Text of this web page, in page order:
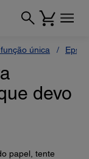
única
devo
papel, tente